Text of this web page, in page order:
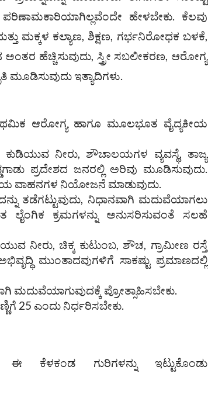
ಪರಿಣಾಮಕಾರಿಯಾಗಿಲ್ಲವೆಂದೇ ಹೇಳಬೇಕು. ಕೆಲವು
ಮಕ್ಕಳ ಕಲ್ಯಾಣ, ಶಿಕ್ಷಣ, ಗರ್ಭನಿರೋಧಕ ಬಳಕೆ,
ಹೆಚ್ಚಿಸುವುದು, ಸ್ತ್ರೀ ಸಬಲೀಕರಣ, ಆರೋಗ್ಯ
ಮೂಡಿಸುವುದು ಇತ್ಯಾದಿಗಳು.
ಆರೋಗ್ಯ ಹಾಗೂ ಮೂಲಭೂತ ವೈದ್ಯಕೀಯ
ನೀರು, ಶೌಚಾಲಯಗಳ ವ್ಯವಸ್ಥೆ, ತಾಜ್ಯ
ಪ್ರದೇಶದ ಜನರಲ್ಲಿ ಅರಿವು ಮೂಡಿಸುವುದು.
ವಾಹನಗಳ ನಿಯೋಜನೆ ಮಾಡುವುದು.
ತಡೆಗಟ್ಟುವುದು, ನಿಧಾನವಾಗಿ ಮದುವೆಯಾಗಲು
ಲೈಂಗಿಕ ಕ್ರಮಗಳನ್ನು ಅನುಸರಿಸುವಂತೆ ಸಲಹೆ
ನೀರು, ಚಿಕ್ಕ ಕುಟುಂಬ, ಶೌಚ, ಗ್ರಾಮೀಣ ರಸ್ತೆ
ಮುಂತಾದವುಗಳಿಗೆ ಸಾಕಷ್ಟು ಪ್ರಮಾಣದಲ್ಲಿ
ಮದುವೆಯಾಗುವುದಕ್ಕೆ ಪ್ರೋತ್ಸಾಹಿಸಬೇಕು.
25 ಎಂದು ನಿರ್ಧರಿಸಬೇಕು.
ಕೆಳಕಂಡ ಗುರಿಗಳನ್ನು ಇಟ್ಟುಕೊಂಡು